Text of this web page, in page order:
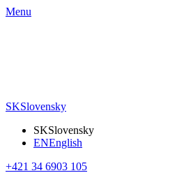
Menu
SKSlovensky
SKSlovensky
ENEnglish
+421 34 6903 105